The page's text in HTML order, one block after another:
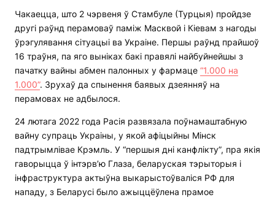
Чакаецца, што 2 чэрвеня ў Стамбуле (Турцыя) пройдзе
другі раўнд перамоваў паміж Масквой і Кіевам з нагоды
ўрэгулявання сітуацыі ва Украіне. Першы раўнд прайшоў
16 траўня, па яго выніках бакі правялі найбуйнейшы з
пачатку вайны абмен палонных у фармаце “1.000 на
1.000”. Зрухаў да спынення баявых дзеянняў на
перамовах не адбылося.
24 лютага 2022 года Расія развязала поўнамаштабную
вайну супраць Украіны, у якой афіцыйны Мінск
падтрымлівае Крэмль. У “першыя дні канфлікту”, пра якія
гаворыцца ў інтэрв’ю Глаза, беларуская тэрыторыя і
інфраструктура актыўна выкарыстоўваліся РФ для
нападу, з Беларусі было ажыццёўлена прамое